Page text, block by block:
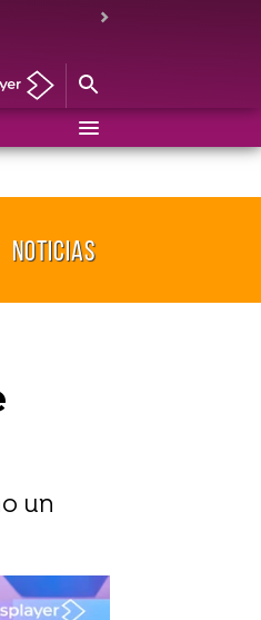
LOS PROTEGIDOS:
NOTICIAS
un